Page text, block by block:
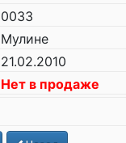
0033
Мулине
21.02.2010
Нет в продаже